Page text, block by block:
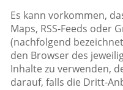
Es kann vorkommen,
Maps, RSS-Feeds oder
(nachfolgend
den Browser des
Inhalte zu verwenden,
darauf, falls die Dritt-